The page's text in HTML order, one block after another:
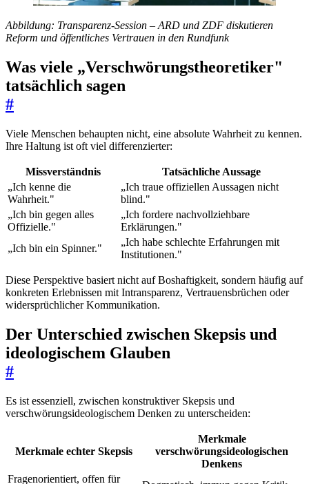
Abbildung: Transparenz-Session – ARD und ZDF diskutieren
Reform und öffentliches Vertrauen in den Rundfunk
Was viele „Verschwörungstheoretiker"
tatsächlich sagen
#
Viele Menschen behaupten nicht, eine absolute Wahrheit zu kennen.
Ihre Haltung ist oft viel differenzierter:
Missverständnis
Tatsächliche Aussage
„Ich kenne die
Wahrheit."
„Ich traue offiziellen Aussagen nicht
blind."
„Ich bin gegen alles
Offizielle."
„Ich fordere nachvollziehbare
Erklärungen."
„Ich bin ein Spinner."
„Ich habe schlechte Erfahrungen mit
Institutionen."
Diese Perspektive basiert nicht auf Boshaftigkeit, sondern häufig auf
konkreten Erlebnissen mit Intransparenz, Vertrauensbrüchen oder
widersprüchlicher Kommunikation.
Der Unterschied zwischen Skepsis und
ideologischem Glauben
#
Es ist essenziell, zwischen konstruktiver Skepsis und
verschwörungsideologischem Denken zu unterscheiden:
Merkmale echter Skepsis
Merkmale
verschwörungsideologischen
Denkens
Fragenorientiert, offen für